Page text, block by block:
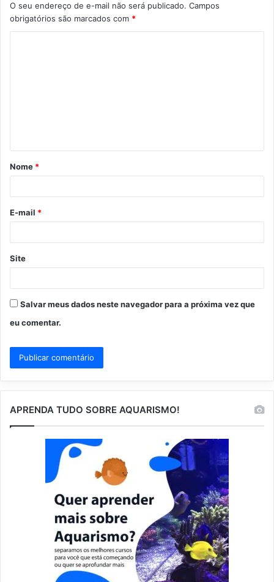
O seu endereço de e-mail não será publicado. Campos
obrigatórios são marcados com *
á
r
*
Nome *
E-mail *
Site
Salvar meus dados neste navegador para a próxima vez que
eu comentar.
APRENDA TUDO SOBRE AQUARISMO!